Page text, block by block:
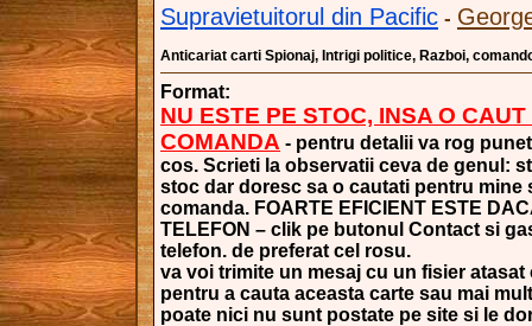
Supravietuitorul din Pacific -
Anticariat carti Spionaj, Intrigi politice, Razboi,
Format:
NU ESTE PE STOC, INSA O
COMANDA - pentru detalii va rog
cos. Scrieti la observatii ceva de genul:
stoc dar doresc sa o cautati pentru mine
comanda. FOARTE EFICIENT ESTE
TELEFON – clik pe butonul Contact si
telefon. de preferat cel rosu.
va voi trimite un mesaj cu un fisier
pentru a cauta aceasta carte sau mai
poate nici nu sunt postate pe site si le